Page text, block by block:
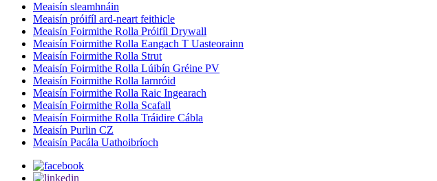
Meaisín sleamhnáin
Meaisín próifíl ard-neart feithicle
Meaisín Foirmithe Rolla Próifíl Drywall
Meaisín Foirmithe Rolla Eangach T Uasteorainn
Meaisín Foirmithe Rolla Strut
Meaisín Foirmithe Rolla Lúibín Gréine PV
Meaisín Foirmithe Rolla Iarnróid
Meaisín Foirmithe Rolla Raic Ingearach
Meaisín Foirmithe Rolla Scafall
Meaisín Foirmithe Rolla Tráidire Cábla
Meaisín Purlin CZ
Meaisín Pacála Uathoibríoch